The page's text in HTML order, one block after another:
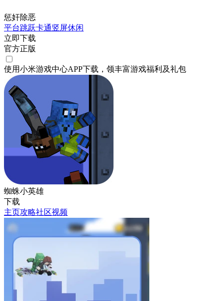
惩奸除恶
平台跳跃卡通竖屏休闲
立即下载
官方正版
使用小米游戏中心APP下载 ，领丰富游戏福利 及礼包
蜘蛛小英雄
下载
主页攻略社区视频